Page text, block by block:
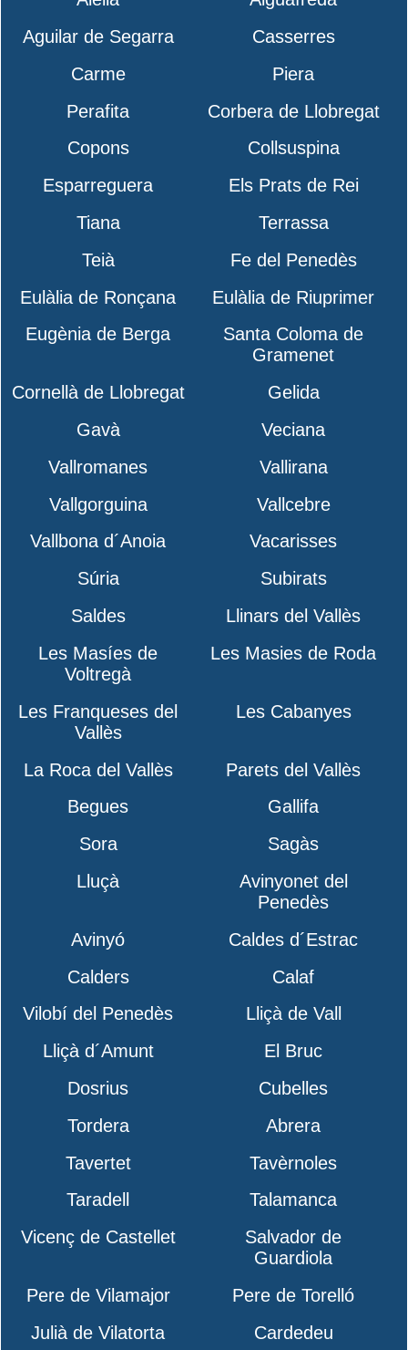
Aguilar de Segarra
Casserres
Carme
Piera
Perafita
Corbera de Llobregat
Copons
Collsuspina
Esparreguera
Els Prats de Rei
Tiana
Terrassa
Teià
Fe del Penedès
Eulàlia de Ronçana
Eulàlia de Riuprimer
Eugènia de Berga
Santa Coloma de
Gramenet
Cornellà de Llobregat
Gelida
Gavà
Veciana
Vallromanes
Vallirana
Vallgorguina
Vallcebre
Vallbona d´Anoia
Vacarisses
Súria
Subirats
Saldes
Llinars del Vallès
Les Masíes de
Voltregà
Les Masies de Roda
Les Franqueses del
Vallès
Les Cabanyes
La Roca del Vallès
Parets del Vallès
Begues
Gallifa
Sora
Sagàs
Lluçà
Avinyonet del
Penedès
Avinyó
Caldes d´Estrac
Calders
Calaf
Vilobí del Penedès
Lliçà de Vall
Lliçà d´Amunt
El Bruc
Dosrius
Cubelles
Tordera
Abrera
Tavertet
Tavèrnoles
Taradell
Talamanca
Vicenç de Castellet
Salvador de
Guardiola
Pere de Vilamajor
Pere de Torelló
Julià de Vilatorta
Cardedeu